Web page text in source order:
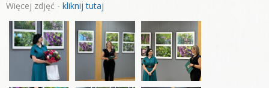
Więcej zdjęć - kliknij tutaj